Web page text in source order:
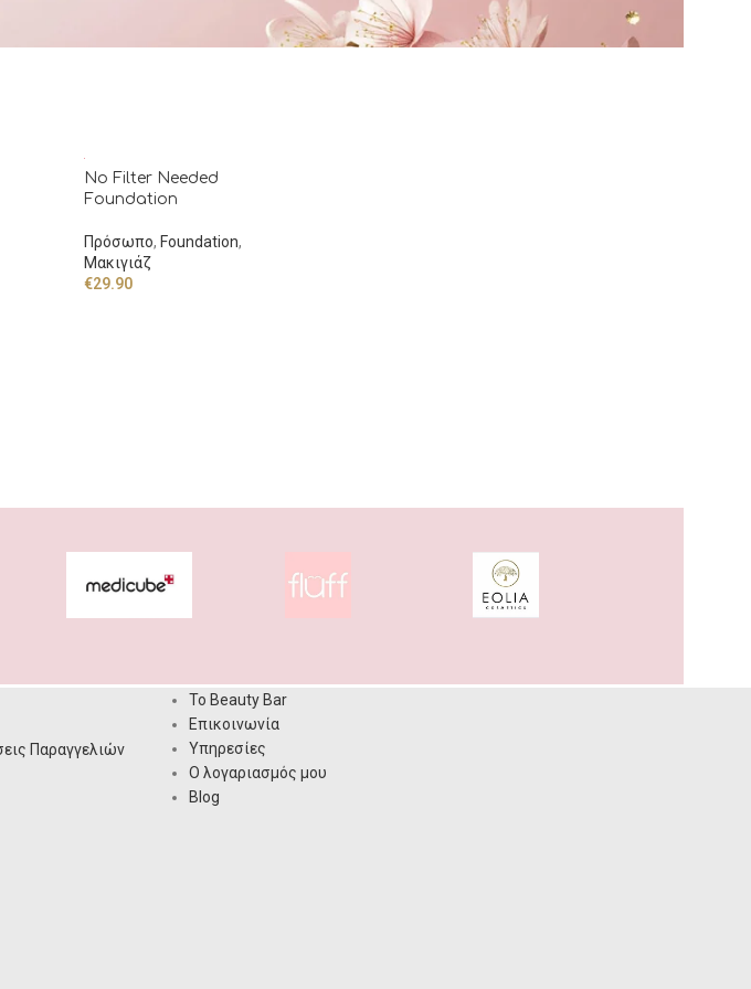
No Filter Needed
Foundation
Πρόσωπο, Foundation,
Μακιγιάζ
€29.90
Παραγγελιών
Το Beauty Bar
Επικοινωνία
Υπηρεσίες
Ο λογαριασμός μου
Blog